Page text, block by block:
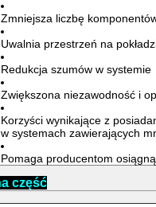
Zmniejsza liczbę
Uwalnia przestrzeń na
Redukcja szumów w systemie
Zwiększona niezawodność i
Korzyści wynikające z
w systemach zawierających
Pomaga producentom
część